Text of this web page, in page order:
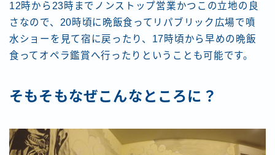
12時から23時までノンストップ営業かつこの立地の良
さなので、20時頃に晩飯食ってリパブリック広場で噴
水ショーを見て宿に戻ったり、17時頃から早めの晩飯
食ってオペラ鑑賞へ行ったりということも可能です。
そもそもなぜこんなところに？